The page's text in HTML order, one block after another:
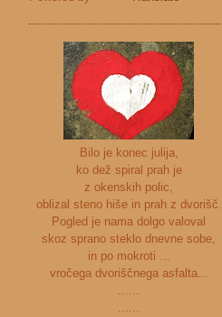
Bilo je konec julija,
ko dež spiral prah je
z okenskih polic,
oblizal steno hiše in prah z dvorišč.
Pogled je nama dolgo valoval
skoz sprano steklo dnevne sobe,
in po mokroti ...
vročega dvoriščnega asfalta...
......
......